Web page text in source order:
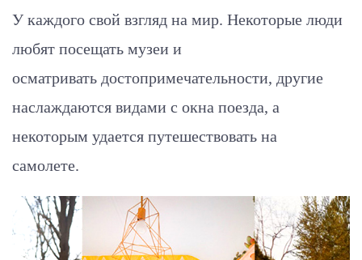
У каждого свой взгляд на мир. Некоторые люди
любят посещать музеи и
осматривать достопримечательности, другие
наслаждаются видами с окна поезда, а
некоторым удается путешествовать на
самолете.